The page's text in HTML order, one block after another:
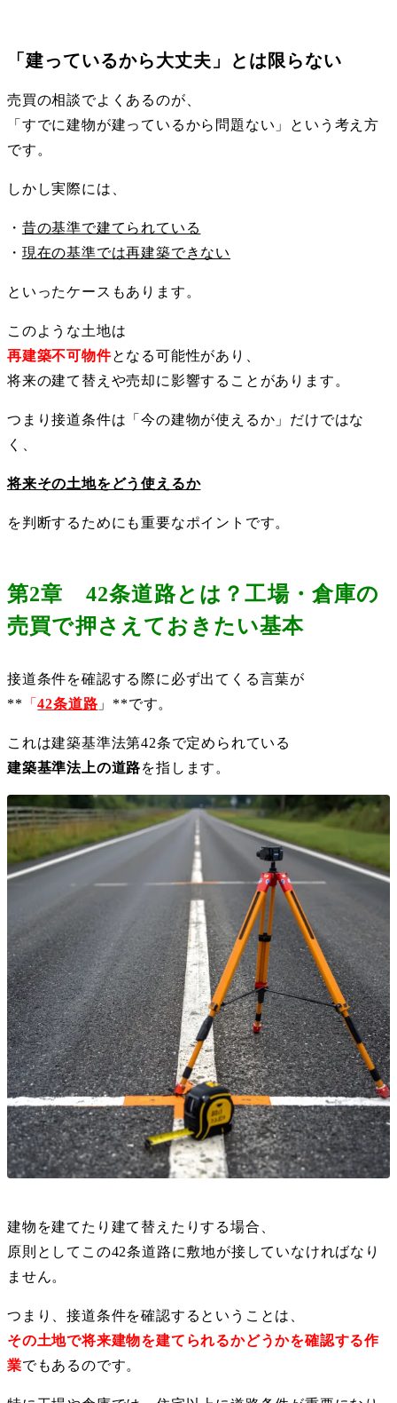
「建っているから大丈夫」とは限らない
売買の相談でよくあるのが、
「すでに建物が建っているから問題ない」という考え方
です。
しかし実際には、
・ 昔の基準で建てられている
・ 現在の基準では再建築できない
といったケースもあります。
このような土地は
再建築不可物件となる可能性があり、
将来の建て替えや売却に影響することがあります。
つまり接道条件は「今の建物が使えるか」だけではな
く、
将来その土地をどう使えるか
を判断するためにも重要なポイントです。
第2章 42条道路とは？工場・倉庫の
売買で押さえておきたい基本
接道条件を確認する際に必ず出てくる言葉が
** 「42条道路 」**です。
これは建築基準法第42条で定められている
建築基準法上の道路を指します。
建物を建てたり建て替えたりする場合、
原則としてこの42条道路に敷地が接していなければなり
ません。
つまり、接道条件を確認するということは、
その土地で将来建物を建てられるかどうかを確認する作
業でもあるのです。